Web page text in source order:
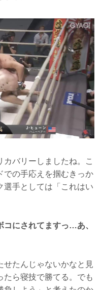
バリーしましたね。こ
での手応えを掴むきっか
選手としては「これはい
にされてますっ…あ、
せたんじゃないかなと見
たら寝技で勝てる。でも